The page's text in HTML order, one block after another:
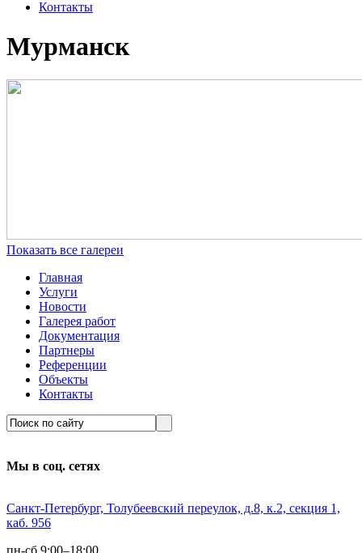
Контакты
Мурманск
Показать все галереи
Главная
Услуги
Новости
Галерея работ
Документация
Партнеры
Референции
Объекты
Контакты
Мы в соц. сетях
Санкт-Петербург, Толубеевский переулок, д.8, к.2, секция 1,
каб. 956
пн-сб 9:00–18:00